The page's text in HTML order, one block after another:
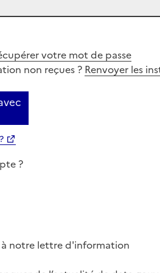
votre mot de passe
non reçues ? Renvoyer les
?
notre lettre d'information